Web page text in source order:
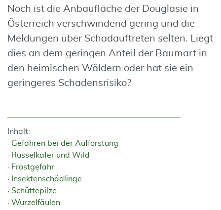
Noch ist die Anbaufläche der Douglasie in
Österreich verschwindend gering und die
Meldungen über Schadauftreten selten. Liegt
dies an dem geringen Anteil der Baumart in
den heimischen Wäldern oder hat sie ein
geringeres Schadensrisiko?
Inhalt:
Gefahren bei der Aufforstung
Rüsselkäfer und Wild
Frostgefahr
Insektenschädlinge
Schüttepilze
Wurzelfäulen